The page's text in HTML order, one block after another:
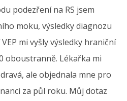
podezření na RS jsem
moku, výsledky diagnozu
mi vyšly výsledky hraniční
oboustranně. Lékařka mi
ale objednala mne pro
za půl roku. Můj dotaz